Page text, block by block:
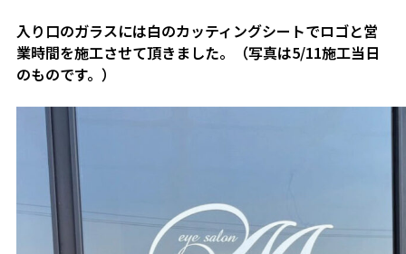
入り口のガラスには白のカッティングシートでロゴと営
業時間を施工させて頂きました。（写真は5/11施工当日
のものです。）